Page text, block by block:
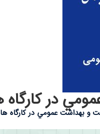
در كارگاه
و بهداشت عمومي در كارگاه ها